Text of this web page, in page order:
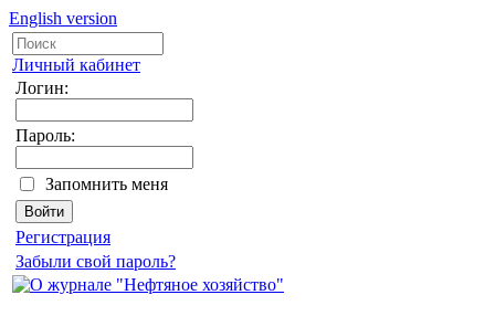
English version
Личный кабинет
Логин:
Пароль:
Запомнить меня
Регистрация
Забыли свой пароль?